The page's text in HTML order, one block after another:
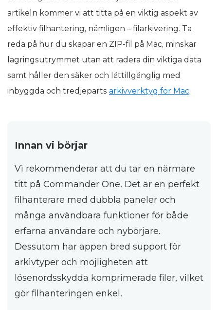
artikeln kommer vi att titta på en viktig aspekt av
effektiv filhantering, nämligen – filarkivering. Ta
reda på hur du skapar en ZIP-fil på Mac, minskar
lagringsutrymmet utan att radera din viktiga data
samt håller den säker och lättillgänglig med
inbyggda och tredjeparts arkivverktyg för Mac.
Innan vi börjar
Vi rekommenderar att du tar en närmare
titt på Commander One. Det är en perfekt
filhanterare med dubbla paneler och
många användbara funktioner för både
erfarna användare och nybörjare.
Dessutom har appen bred support för
arkivtyper och möjligheten att
lösenordsskydda komprimerade filer, vilket
gör filhanteringen enkel.